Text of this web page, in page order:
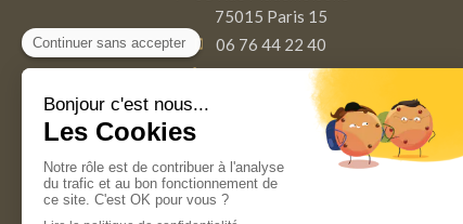
75015 Paris 15
06 76 44 22 40
01 42 67 01 37
Dulundiau vendredi 9h-19h